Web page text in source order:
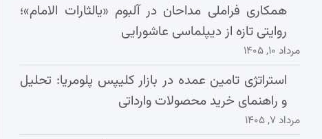
همکاری فراملی مداحان در آلبوم «یالثارات الامام»؛
روایتی تازه از دیپلماسی عاشورایی
مرداد ۱۰, ۱۴۰۵
استراتژی تامین عمده در بازار کلیپس پلومریا: تحلیل
و راهنمای خرید محصولات وارداتی
مرداد ۷, ۱۴۰۵